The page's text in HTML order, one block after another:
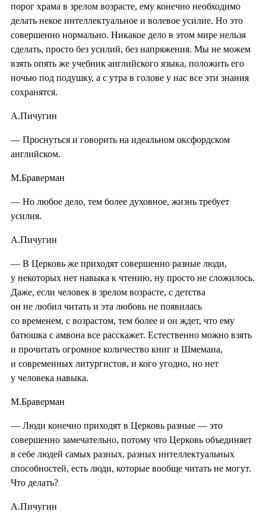
порог храма в зрелом возрасте, ему конечно необходимо
делать некое интеллектуальное и волевое усилие. Но это
совершенно нормально. Никакое дело в этом мире нельзя
сделать, просто без усилий, без напряжения. Мы не можем
взять опять же учебник английского языка, положить его
ночью под подушку, а с утра в голове у нас все эти знания
сохранятся.
А.Пичугин
— Проснуться и говорить на идеальном оксфордском
английском.
М.Браверман
— Но любое дело, тем более духовное, жизнь требует
усилия.
А.Пичугин
— В Церковь же приходят совершенно разные люди,
у некоторых нет навыка к чтению, ну просто не сложилось.
Даже, если человек в зрелом возрасте, с детства
он не любил читать и эта любовь не появилась
со временем, с возрастом, тем более и он ждет, что ему
батюшка с амвона все расскажет. Естественно можно взять
и прочитать огромное количество книг и Шмемана,
и современных литургистов, и кого угодно, но нет
у человека навыка.
М.Браверман
— Люди конечно приходят в Церковь разные — это
совершенно замечательно, потому что Церковь объединяет
в себе людей самых разных, разных интеллектуальных
способностей, есть люди, которые вообще читать не могут.
Что делать?
А.Пичугин